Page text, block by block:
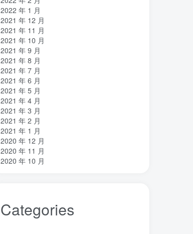
2022 年 1 月
2021 年 12 月
2021 年 11 月
2021 年 10 月
2021 年 9 月
2021 年 8 月
2021 年 7 月
2021 年 6 月
2021 年 5 月
2021 年 4 月
2021 年 3 月
2021 年 2 月
2021 年 1 月
2020 年 12 月
2020 年 11 月
2020 年 10 月
Categories